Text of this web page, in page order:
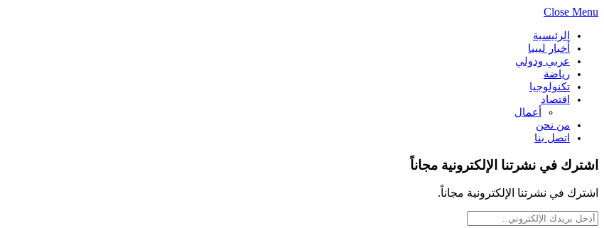
Close Menu
الرئيسية
أخبار ليبيا
عربي ودولي
رياضة
تكنولوجيا
اقتصاد
أعمال
من نحن
اتصل بنا
اشترك في نشرتنا الإلكترونية مجاناً
اشترك في نشرتنا الإلكترونية مجاناً.